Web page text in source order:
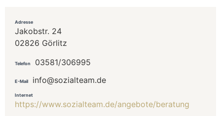
Adresse
Jakobstr. 24
02826 Görlitz
Telefon 03581/306995
E-Mail info@sozialteam.de
Internet
https://www.sozialteam.de/angebote/beratung